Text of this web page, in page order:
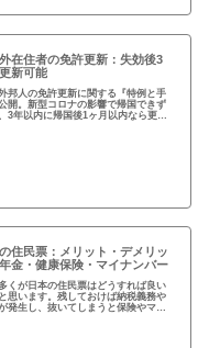
外在住者の免許更新：失効後3
新可能
邦人の免許更新に関する『特例と手
開。新型コロナの影響で帰国できず
3年以内に帰国後1ヶ月以内なら更新
住民票：メリット・デメリッ
金・健康保険・マイナンバー
くが日本の住民票はどうすれば良い
思います。残しておけば納税義務や
発生し、抜いてしまうと保険やマイ